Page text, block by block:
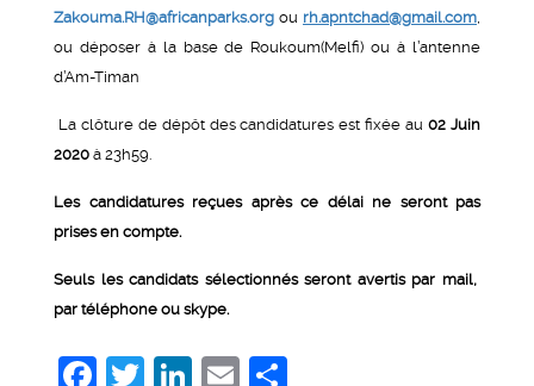
Zakouma.RH@africanparks.org ou rh.apntchad@gmail.com
ou déposer à la base de Roukoum(Melfi) ou à l’antenne
d’Am-Timan
La clôture de dépôt des candidatures est fixée au02 Juin
2020 à 23h59.
Les candidatures reçues après ce délai ne seront pas
prises en compte.
Seuls les candidats sélectionnés seront avertis par mail,
par téléphone ou skype.
Facebook
Twitter
LinkedIn
Email